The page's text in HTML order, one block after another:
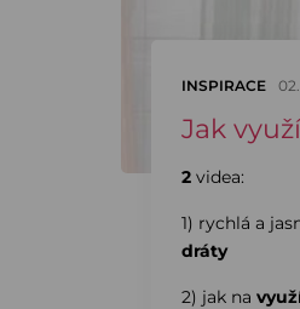
INSPIRACE
Jak
2 videa:
1) rychlá a
dráty
2) jak na